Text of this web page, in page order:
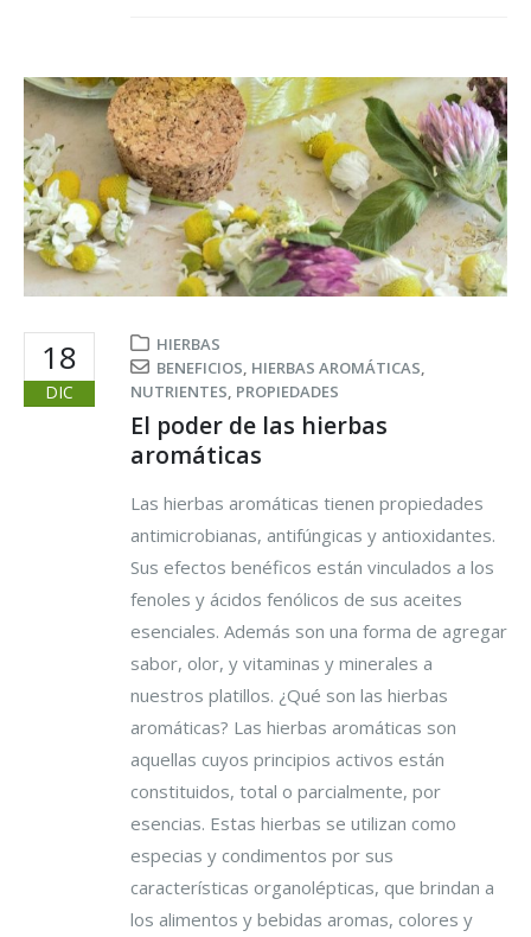
18
DIC
HIERBAS
BENEFICIOS, HIERBAS AROMÁTICAS,
NUTRIENTES, PROPIEDADES
El poder de las hierbas
aromáticas
Las hierbas aromáticas tienen propiedades
antimicrobianas, antifúngicas y antioxidantes.
Sus efectos benéficos están vinculados a los
fenoles y ácidos fenólicos de sus aceites
esenciales. Además son una forma de agregar
sabor, olor, y vitaminas y minerales a
nuestros platillos. ¿Qué son las hierbas
aromáticas? Las hierbas aromáticas son
aquellas cuyos principios activos están
constituidos, total o parcialmente, por
esencias. Estas hierbas se utilizan como
especias y condimentos por sus
características organolépticas, que brindan a
los alimentos y bebidas aromas, colores y